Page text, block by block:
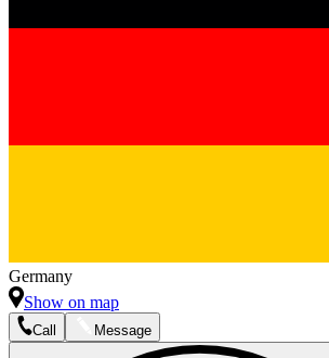
Germany
Show on map
Call Message